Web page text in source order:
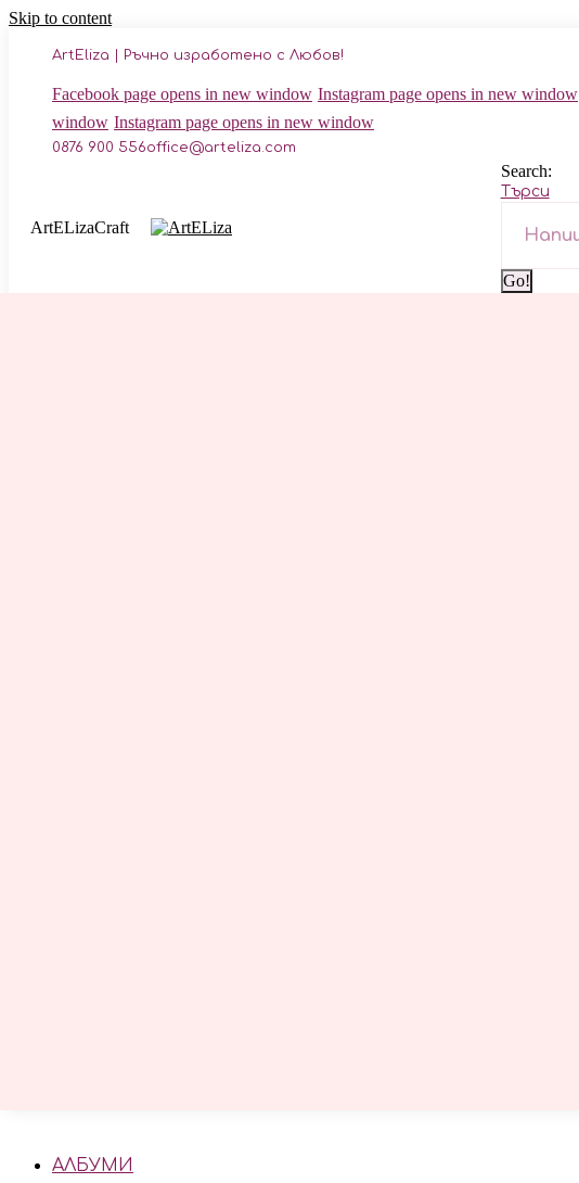
Skip to content
ArtEliza | Ръчно изработено с Любов!
Facebook page opens in new window Instagram page opens in new window
window Instagram page opens in new window
0876 900 556office@arteliza.com
ArtELizaCraft
Search:
Търси
АЛБУМИ